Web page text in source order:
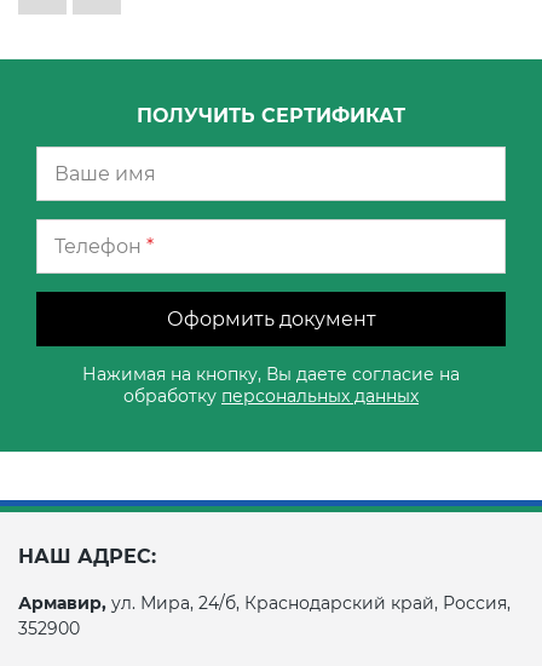
ПОЛУЧИТЬ СЕРТИФИКАТ
Телефон *
Оформить документ
Нажимая на кнопку, Вы даете согласие на
обработку персональных данных
НАШ АДРЕС:
Армавир, ул. Мира, 24/б, Краснодарский край, Россия,
352900